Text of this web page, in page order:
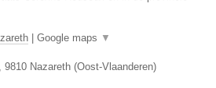
Google maps ▼
, 9810 Nazareth (Oost-Vlaanderen)